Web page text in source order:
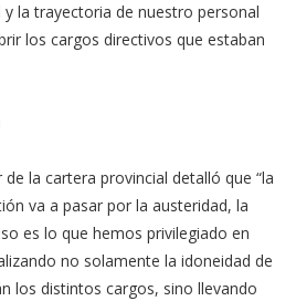
la trayectoria de nuestro personal
los cargos directivos que estaban
la cartera provincial detalló que “la
va a pasar por la austeridad, la
es lo que hemos privilegiado en
no solamente la idoneidad de
los distintos cargos, sino llevando